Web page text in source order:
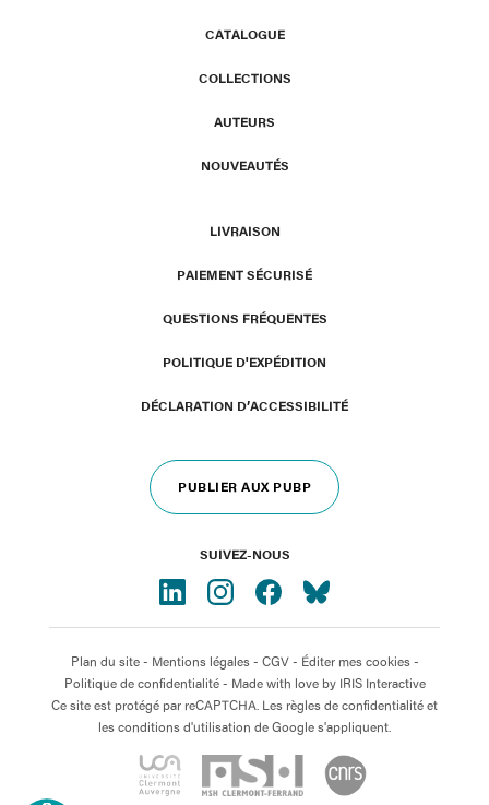
CATALOGUE
COLLECTIONS
AUTEURS
NOUVEAUTÉS
LIVRAISON
PAIEMENT SÉCURISÉ
QUESTIONS FRÉQUENTES
POLITIQUE D'EXPÉDITION
DÉCLARATION D’ACCESSIBILITÉ
PUBLIER AUX PUBP
SUIVEZ-NOUS
Plan du site- Mentions légales- CGV- Éditer mes cookies-
Politique de confidentialité- Made with love by IRIS Interactive
Ce site est protégé par reCAPTCHA. Les règles de confidentialité et
les conditions d'utilisation de Google s'appliquent.